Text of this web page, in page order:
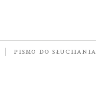
PISMO DO SŁUCHANIA